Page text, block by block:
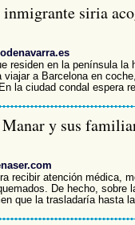
siria
residen en la península
a Barcelona en
la ciudad condal espera
y sus
recibir atención médica,
De hecho, sobre
que la trasladaría hasta